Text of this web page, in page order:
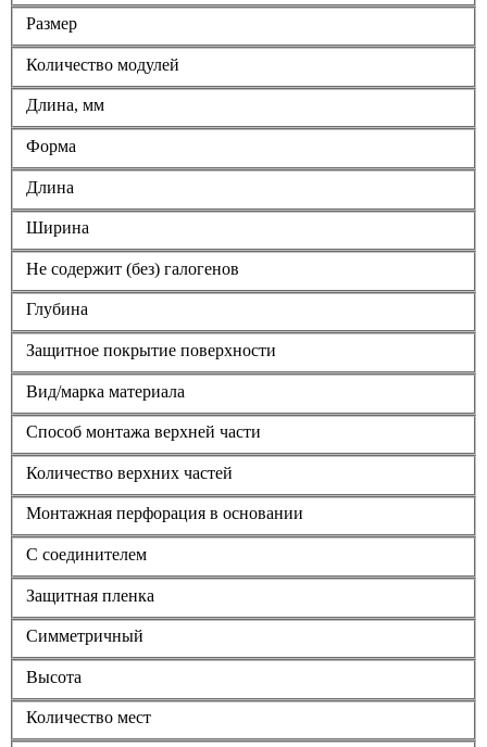
Размер
Количество модулей
Длина, мм
Форма
Длина
Ширина
Не содержит (без) галогенов
Глубина
Защитное покрытие поверхности
Вид/марка материала
Способ монтажа верхней части
Количество верхних частей
Монтажная перфорация в основании
С соединителем
Защитная пленка
Симметричный
Высота
Количество мест